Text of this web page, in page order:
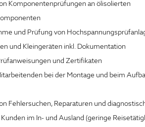
Komponentenprüfungen an ölisolierten
und Prüfung von
und Kleingeräten inkl. Dokumentation
und Zertifikaten
bei der Montage und beim
Fehlersuchen, Reparaturen und
im In- und Ausland (geringe